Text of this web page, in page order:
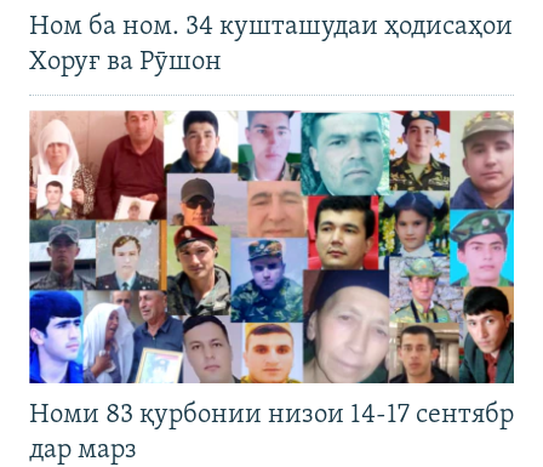
Ном ба ном. 34 кушташудаи ҳодисаҳои
Хоруғ ва Рӯшон
Номи 83 қурбонии низои 14-17 сентябр
дар марз